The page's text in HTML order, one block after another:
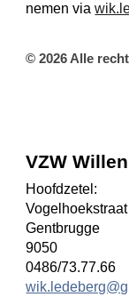
nemen via
© 2026 Alle
VZW
Hoofdzetel:
Gentbrugge
9050
0486/73.77.66